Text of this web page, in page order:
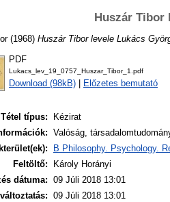
Huszár Tibor
(1968) Huszár Tibor levele Lukács
PDF
Lukacs_lev_19_0757_Huszar_Tibor_1.pdf
Download (98kB) Előzetes bemutató
Tétel típus:
Kézirat
Valóság,
B Philosophy. Psychology.
Feltöltő:
Károly Horányi
dátuma: 09 Júli 2018 13:01
09 Júli 2018 13:01